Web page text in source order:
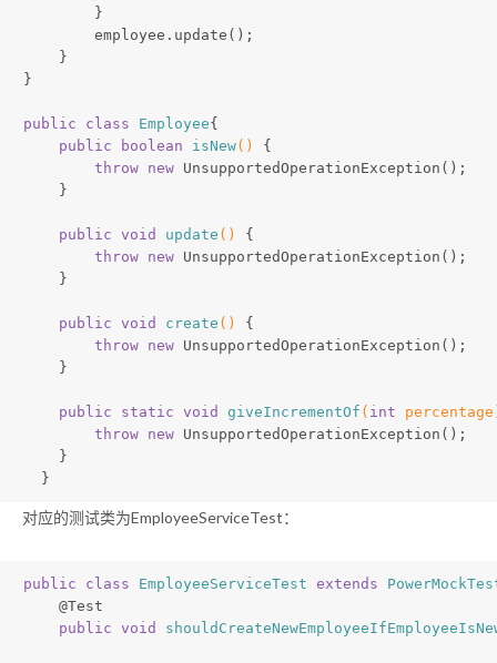
        }
        employee.update();
    }
}
public class Employee{
public
boolean isNew()
{
throw new UnsupportedOperationException();
    }
public void update ()
{
throw new UnsupportedOperationException();
    }
public void create ()
{
throw new UnsupportedOperationException();
    }
public static void giveIncrementOf ( int
throw new UnsupportedOperationException();
    }
  }
对应的测试类为EmployeeServiceTest：
public class EmployeeServiceTest extends
@Test
public void